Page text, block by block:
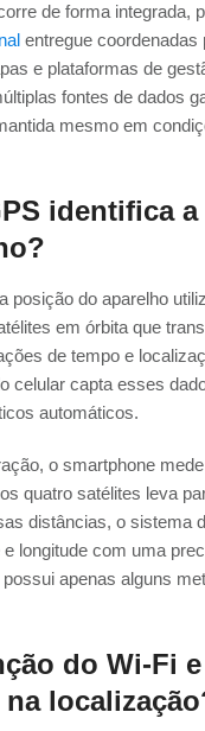
de forma integrada,
entregue coordenadas
e plataformas de
fontes de dados
mesmo em
identifica
posição do aparelho
em órbita que
de tempo e
celular capta esses
automáticos.
o smartphone
quatro satélites leva
distâncias, o sistema
e longitude com uma
apenas alguns
do Wi-Fi e